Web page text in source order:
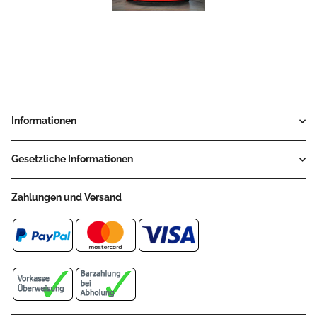
Informationen
Gesetzliche Informationen
Zahlungen und Versand